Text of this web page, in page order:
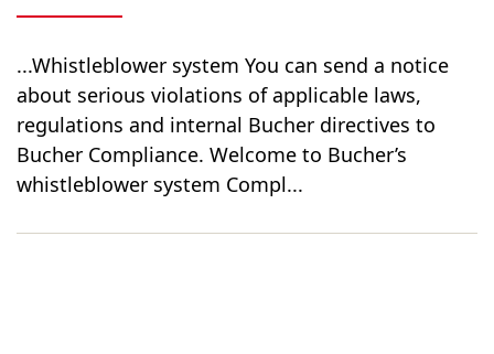
...Whistle­blower system You can send a notice
about serious violations of applicable laws,
regulations and internal Bucher directives to
Bucher Compliance. Welcome to Bucher’s
whistleblower system Compl...